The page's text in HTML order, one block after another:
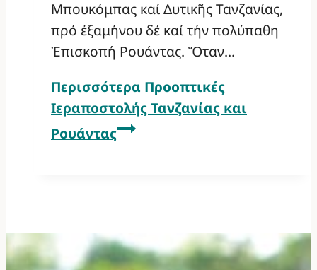
Μπουκόμπας καί Δυτικῆς Τανζανίας,
πρό ἐξαμήνου δέ καί τήν πολύπαθη
Ἐπισκοπή Ρουάντας. Ὅταν…
Περισσότερα Προοπτικές
Ιεραποστολής Τανζανίας και
Ρουάντας